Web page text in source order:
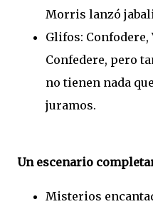
Morris lanzó
Glifos:
Confedere, pero
no tienen nada
juramos.
Un escenario
Misterios